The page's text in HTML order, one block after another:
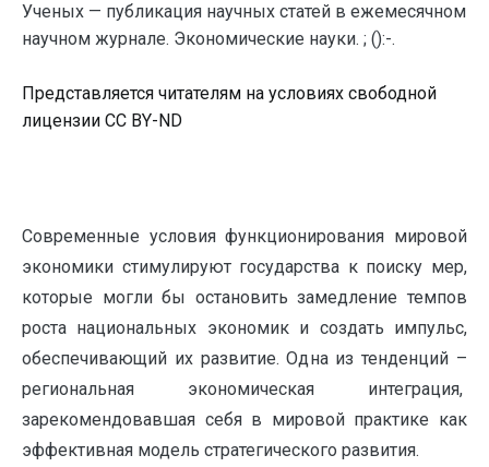
Ученых — публикация научных статей в ежемесячном
научном журнале. Экономические науки. ; ():-.
Представляется читателям на условиях свободной
лицензии CC BY-ND
Современные условия функционирования мировой
экономики стимулируют государства к поиску мер,
которые могли бы остановить замедление темпов
роста национальных экономик и создать импульс,
обеспечивающий их развитие. Одна из тенденций –
региональная экономическая интеграция,
зарекомендовавшая себя в мировой практике как
эффективная модель стратегического развития.